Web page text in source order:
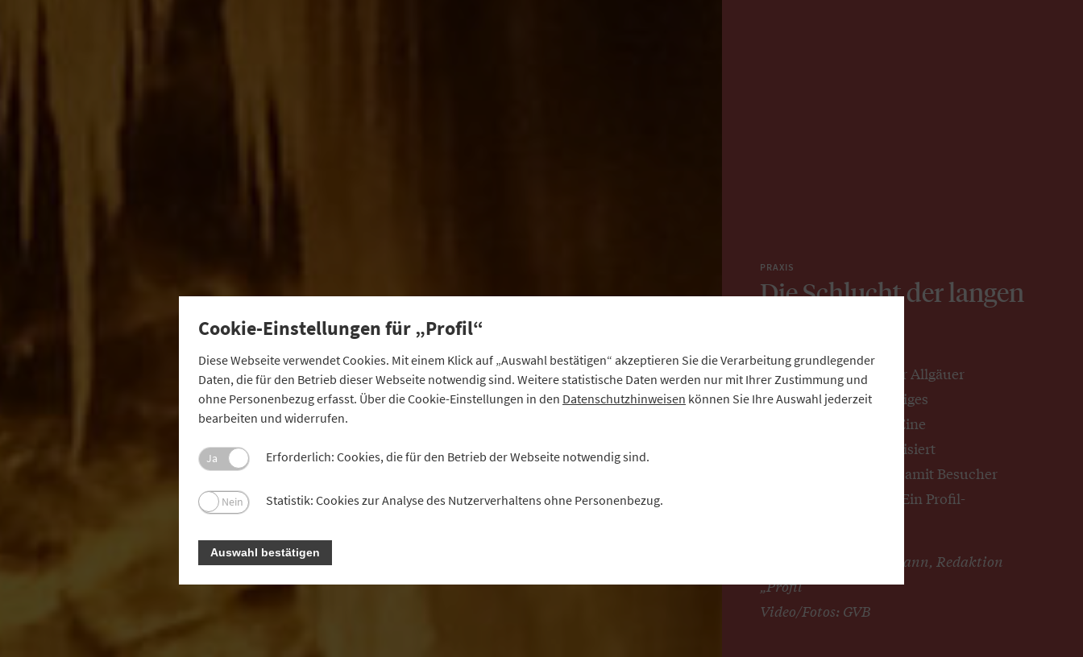
PRAXIS
Die Schlucht der langen
Der Winter führt in der Allgäuer
Breitachklamm ein eisiges
Naturschauspiel auf. Eine
Genossenschaft organisiert
Nachtwanderungen, damit Besucher
davon Zeuge werden. Ein Profil-
Autor: Christof Dahlmann, Redaktion
„Profil“
Video/Fotos: GVB
Cookie-Einstellungen für „Profil“
Diese Webseite verwendet Cookies. Mit einem Klick auf „Auswahl bestätigen“ akzeptieren Sie die Verarbeitung grundlegender
Daten, die für den Betrieb dieser Webseite notwendig sind. Weitere statistische Daten werden nur mit Ihrer Zustimmung und
ohne Personenbezug erfasst. Über die Cookie-Einstellungen in den Datenschutzhinweisen können Sie Ihre Auswahl jederzeit
bearbeiten und widerrufen.
Ja Erforderlich: Cookies, die für den Betrieb der Webseite notwendig sind.
Nein Statistik: Cookies zur Analyse des Nutzerverhaltens ohne Personenbezug.
Auswahl bestätigen